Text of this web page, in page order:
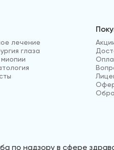
лечение
глаза
по надзору в сфере